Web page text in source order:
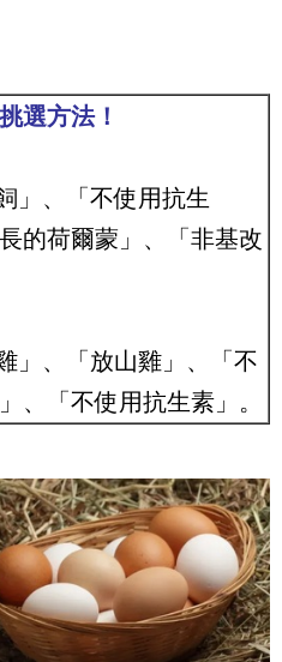
選方法！
」、「不使用抗生
的荷爾蒙」、「非基改
」、「放山雞」、「不
、「不使用抗生素」。